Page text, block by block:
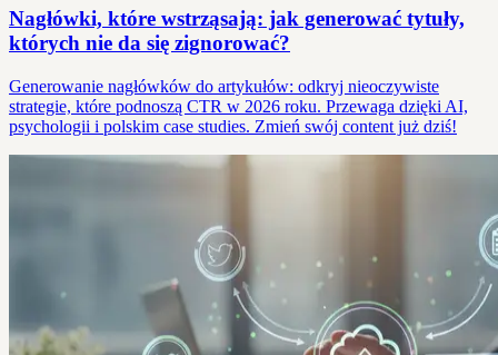
Nagłówki, które wstrząsają: jak generować tytuły,
których nie da się zignorować?
Generowanie nagłówków do artykułów: odkryj nieoczywiste
strategie, które podnoszą CTR w 2026 roku. Przewaga dzięki AI,
psychologii i polskim case studies. Zmień swój content już dziś!